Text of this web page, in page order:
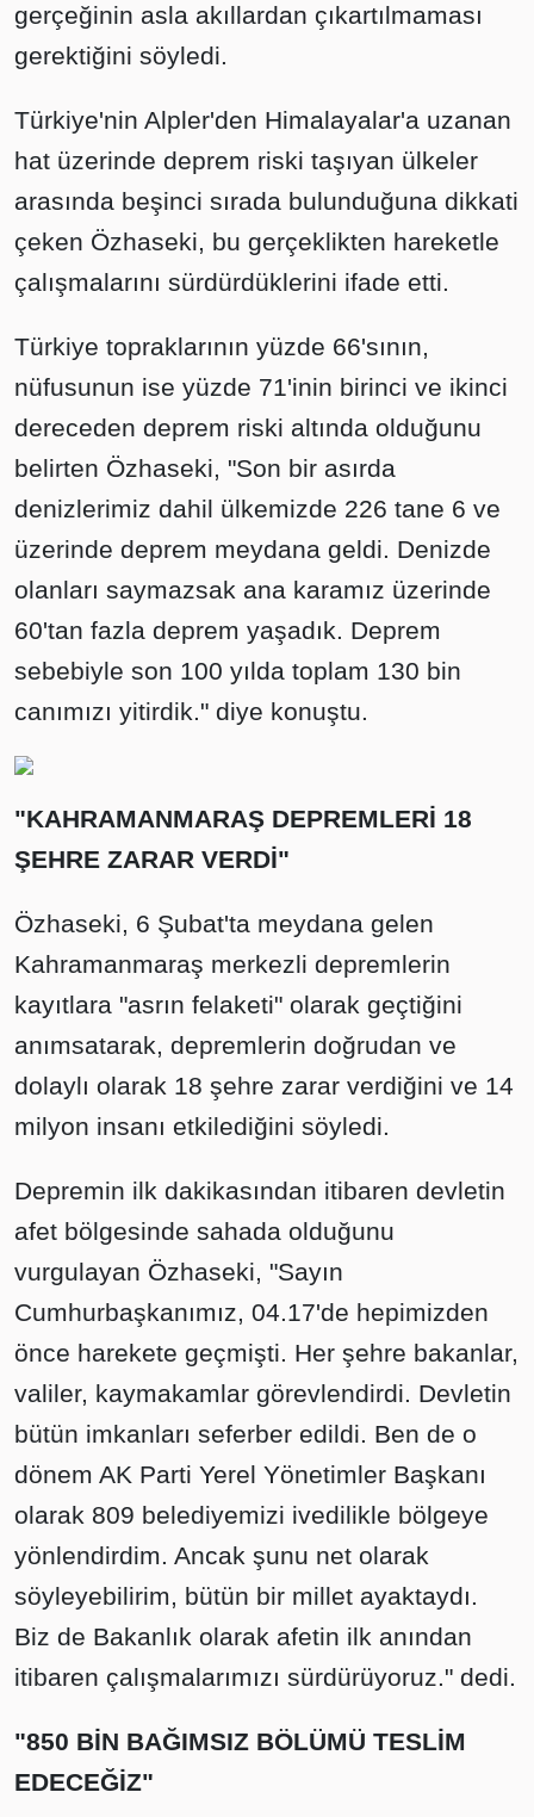
gerçeğinin asla akıllardan çıkartılmaması
gerektiğini söyledi.
Türkiye'nin Alpler'den Himalayalar'a uzanan
hat üzerinde deprem riski taşıyan ülkeler
arasında beşinci sırada bulunduğuna dikkati
çeken Özhaseki, bu gerçeklikten hareketle
çalışmalarını sürdürdüklerini ifade etti.
Türkiye topraklarının yüzde 66'sının,
nüfusunun ise yüzde 71'inin birinci ve ikinci
dereceden deprem riski altında olduğunu
belirten Özhaseki, "Son bir asırda
denizlerimiz dahil ülkemizde 226 tane 6 ve
üzerinde deprem meydana geldi. Denizde
olanları saymazsak ana karamız üzerinde
60'tan fazla deprem yaşadık. Deprem
sebebiyle son 100 yılda toplam 130 bin
canımızı yitirdik." diye konuştu.
"KAHRAMANMARAŞ DEPREMLERİ 18
ŞEHRE ZARAR VERDİ"
Özhaseki, 6 Şubat'ta meydana gelen
Kahramanmaraş merkezli depremlerin
kayıtlara "asrın felaketi" olarak geçtiğini
anımsatarak, depremlerin doğrudan ve
dolaylı olarak 18 şehre zarar verdiğini ve 14
milyon insanı etkilediğini söyledi.
Depremin ilk dakikasından itibaren devletin
afet bölgesinde sahada olduğunu
vurgulayan Özhaseki, "Sayın
Cumhurbaşkanımız, 04.17'de hepimizden
önce harekete geçmişti. Her şehre bakanlar,
valiler, kaymakamlar görevlendirdi. Devletin
bütün imkanları seferber edildi. Ben de o
dönem AK Parti Yerel Yönetimler Başkanı
olarak 809 belediyemizi ivedilikle bölgeye
yönlendirdim. Ancak şunu net olarak
söyleyebilirim, bütün bir millet ayaktaydı.
Biz de Bakanlık olarak afetin ilk anından
itibaren çalışmalarımızı sürdürüyoruz." dedi.
"850 BİN BAĞIMSIZ BÖLÜMÜ TESLİM
EDECEĞİZ"